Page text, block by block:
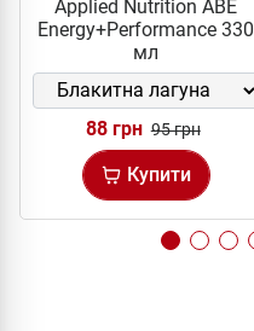
Applied Nutrition ABE
Energy+Performance 330
мл
88 грн 95 грн
Купити